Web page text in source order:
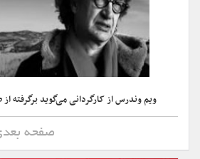
ویم وندرس از کارگردانی می‌گوید برگرفته از
صفحه